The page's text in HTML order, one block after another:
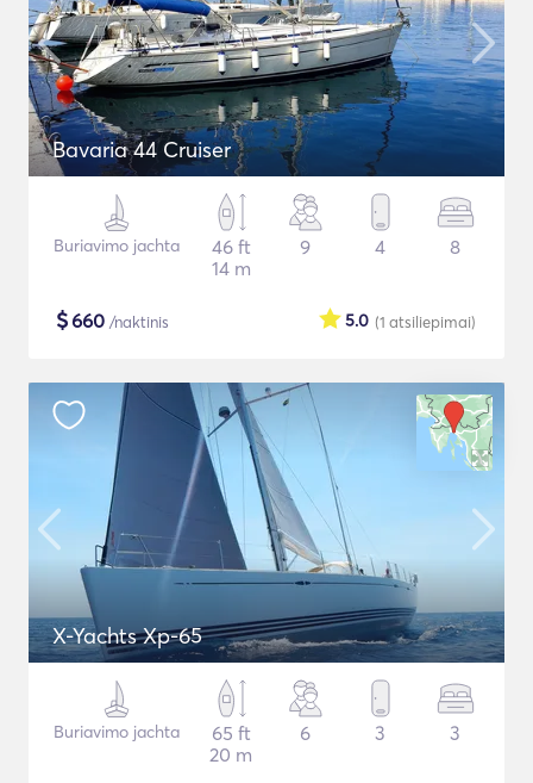
Bavaria 44 Cruiser
Buriavimo jachta
46 ft
14 m
9 4 8
$660 /naktinis (1 atsiliepimai)
5.0
X-Yachts Xp-65
Buriavimo jachta
65 ft
20 m
6 3 3